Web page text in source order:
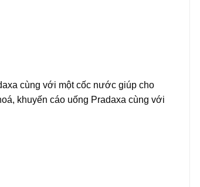
cùng với một cốc nước giúp cho
khuyến cáo uống Pradaxa cùng với